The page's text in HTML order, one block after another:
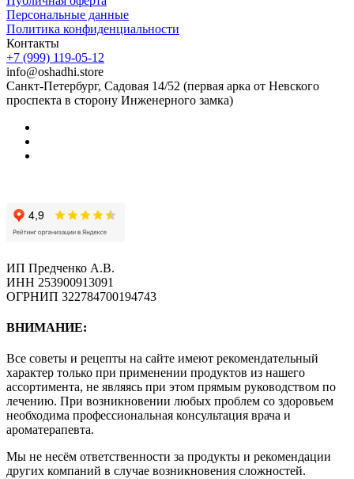
Персональные данные
Политика конфиденциальности
Контакты
+7 (999) 119-05-12
info@oshadhi.store
Санкт-Петербург, Садовая 14/52 (первая арка от Невского
проспекта в сторону Инженерного замка)
ИП Предченко А.В.
ИНН 253900913091
ОГРНИП 322784700194743
ВНИМАНИЕ:
Все советы и рецепты на сайте имеют рекомендательный
характер только при применении продуктов из нашего
ассортимента, не являясь при этом прямым руководством по
лечению. При возникновении любых проблем со здоровьем
необходима профессиональная консультация врача и
ароматерапевта.
Мы не несём ответственности за продукты и рекомендации
других компаний в случае возникновения сложностей.